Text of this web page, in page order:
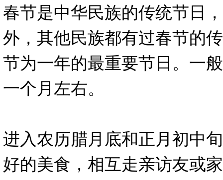
春节是中华民族的传统节日
外，其他民族都有过春节的
节为一年的最重要节日。一
一个月左右。
进入农历腊月底和正月初中
好的美食，相互走亲访友或